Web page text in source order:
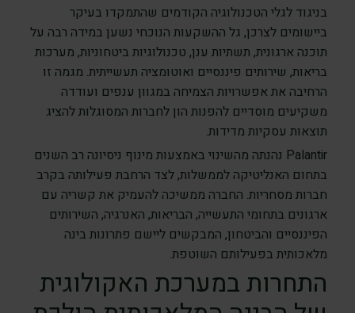
בניגוד לגלי הטכנולוגיה הקודמים שהתמקדו בעיקר
ביישומים לצרכן, גל ההשקעות הנוכחי נשען במידה רבה על
תוכנה ארגונית, תשתיות ענן, טכנולוגיות ביטחוניות, מערכות
בריאות, שירותים פיננסיים ואוטומציה תעשייתית. מגמה זו
הרחיבה את אפשרויות הצמיחה במגוון ענפים ועודדה
משקיעים מוסדיים להפנות הון לחברות המסוגלות להציג
תוצאות עסקיות מדידות.
Palantir נהנתה מהשינוי באמצעות מינוף ניסיונה רב השנים
בתחום האנליטיקה לממשלות, לצד הרחבת פעילותה בקרב
חברות מסחריות. החברה ממשיכה להעמיק את קשריה עם
ארגונים בתחומי התעשייה, הבריאות, האנרגיה, השירותים
הפיננסיים והביטחון, המבקשים ליישם פתרונות בינה
מלאכותית בפעילותם השוטפת.
התחרות במערכת האקולוגית